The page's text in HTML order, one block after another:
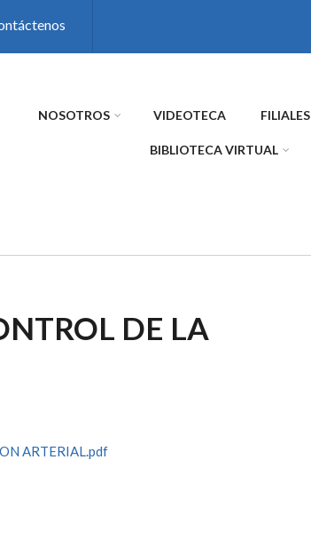
NOSOTROS VIDEOTECA FILIALES
BIBLIOTECA VIRTUAL
DE LA
ARTERIAL.pdf